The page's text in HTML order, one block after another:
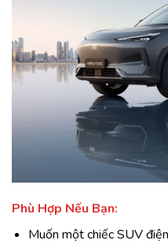
Phù Hợp Nếu Bạn:
Muốn một chiếc SUV